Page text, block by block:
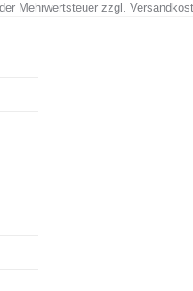
Mehrwertsteuer zzgl.